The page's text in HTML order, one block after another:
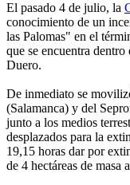
El pasado 4 de julio, la
conocimiento de un
las Palomas" en el
que se encuentra
Duero.
De inmediato se
(Salamanca) y del
junto a los medios
desplazados para la
19,15 horas dar por
de 4 hectáreas de masa